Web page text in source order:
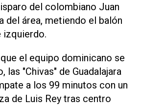
del colombiano Juan
del área, metiendo el balón
izquierdo.
el equipo dominicano se
las "Chivas" de Guadalajara
a los 99 minutos con un
de Luis Rey tras centro